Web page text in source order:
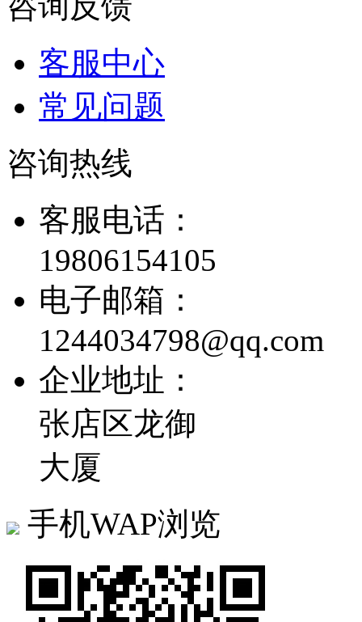
客服中心
常见问题
咨询热线
客服电话：
19806154105
电子邮箱：
1244034798@qq.com
企业地址：
张店区龙御
大厦
手机WAP浏览